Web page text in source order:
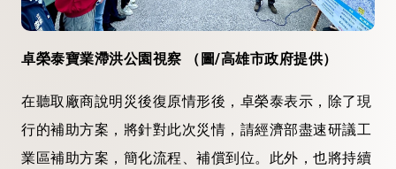
卓榮泰寶業滯洪公園視察 （圖/高雄市政府提供）
在聽取廠商說明災後復原情形後，卓榮泰表示，除了現
行的補助方案，將針對此次災情，請經濟部盡速研議工
業區補助方案，簡化流程、補償到位。此外，也將持續